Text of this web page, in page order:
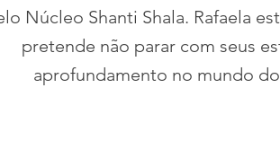
Núcleo Shanti Shala. Rafaela
pretende não parar com seus
aprofundamento no mundo